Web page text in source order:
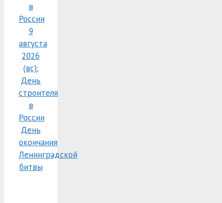
в
России
9
августа
2026
(вс):
День
строителя
в
России
День
окончания
Ленинградской
битвы